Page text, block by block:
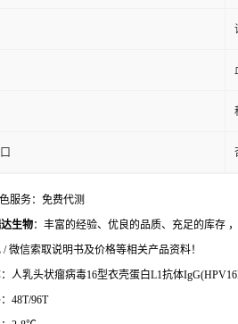
服务：免费代测
生物：丰富的经验、优良的品质、充足的库存
微信索取说明书及价格等相关产品资料！
人乳头状瘤病毒16型衣壳蛋白L1抗体
48T/96T